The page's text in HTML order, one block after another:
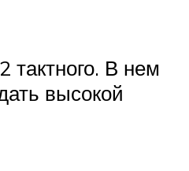
тактного. В нем
высокой